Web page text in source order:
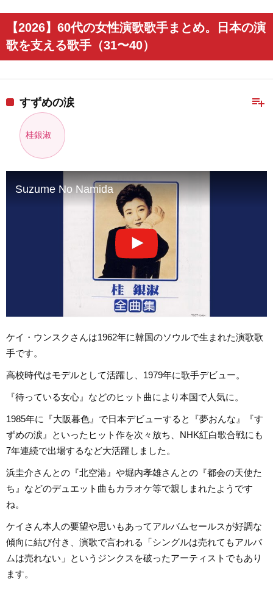
【2026】60代の女性演歌歌手まとめ。日本の演
歌を支える歌手（31〜40）
playlist_add
すずめの涙
桂銀淑
Suzume No Namida
ケイ・ウンスクさんは1962年に韓国のソウルで生まれた演歌歌
手です。
高校時代はモデルとして活躍し、1979年に歌手デビュー。
『待っている女心』などのヒット曲により本国で人気に。
1985年に『大阪暮色』で日本デビューすると『夢おんな』『す
ずめの涙』といったヒット作を次々放ち、NHK紅白歌合戦にも
7年連続で出場するなど大活躍しました。
浜圭介さんとの『北空港』や堀内孝雄さんとの『都会の天使た
ち』などのデュエット曲もカラオケ等で親しまれたようです
ね。
ケイさん本人の要望や思いもあってアルバムセールスが好調な
傾向に結び付き、演歌で言われる「シングルは売れてもアルバ
ムは売れない」というジンクスを破ったアーティストでもあり
ます。